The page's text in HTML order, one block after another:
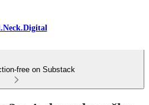
free on Substack